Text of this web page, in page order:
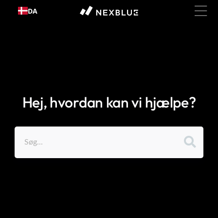
Gå til
indhold
DA
Hej, hvordan kan vi hjælpe?